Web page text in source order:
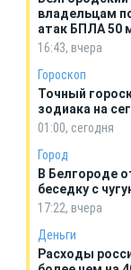
владельцам
атак БПЛА 50
16:43, вчера
Гороскоп
Точный
зодиака на
01:00, сегодня
Город
В Белгороде
беседку с
17:22, вчера
Деньги
Расходы